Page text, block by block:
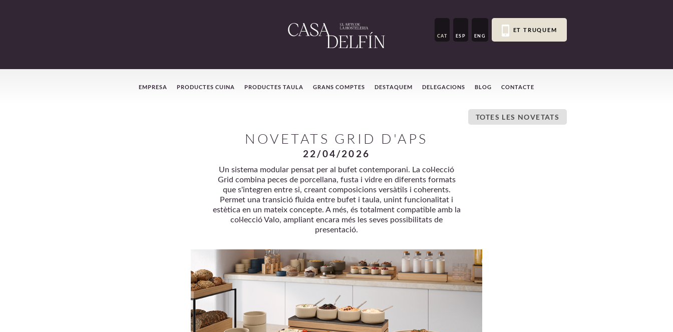
CAT ESP ENG
ET TRUQUEM
MenúEMPRESA PRODUCTES CUINA PRODUCTES TAULA GRANS COMPTES DESTAQUEM DELEGACIONS BLOG CONTACTE
TOTES LES NOVETATS
NOVETATS GRID D'APS
22/04/2026
Un sistema modular pensat per al bufet contemporani. La col·lecció
Grid combina peces de porcellana, fusta i vidre en diferents formats
que s'integren entre si, creant composicions versàtils i coherents.
Permet una transició fluida entre bufet i taula, unint funcionalitat i
estètica en un mateix concepte. A més, és totalment compatible amb la
col·lecció Valo, ampliant encara més les seves possibilitats de
presentació.